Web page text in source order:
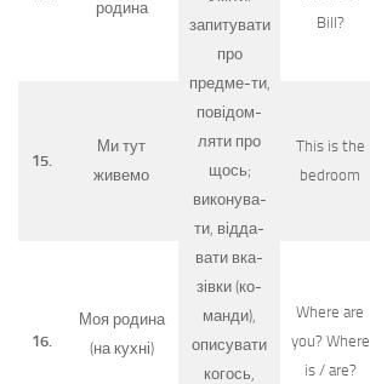
запитувати
про
предме-ти,
повідом-
ля­ти про
щось;
виконува-
ти, відда-
вати вка-
зівки (ко-
манди),
описувати
когось,
родина
Bill?
15.
Ми тут
живемо
This is the
bedroom
16.
Моя родина
(на кухні)
Where are
you? Where
is / are?